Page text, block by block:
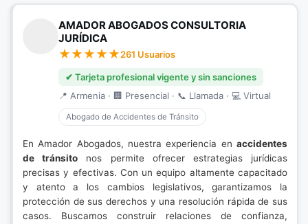
AMADOR ABOGADOS CONSULTORIA
JURÍDICA
261 Usuarios
✔ Tarjeta profesional vigente y sin sanciones
📍 Armenia · 🏢 Presencial · 📞 Llamada · 💻 Virtual
Abogado de Accidentes de Tránsito
En Amador Abogados, nuestra experiencia en accidentes
de tránsito nos permite ofrecer estrategias jurídicas
precisas y efectivas. Con un equipo altamente capacitado
y atento a los cambios legislativos, garantizamos la
protección de sus derechos y una resolución rápida de sus
casos. Buscamos construir relaciones de confianza,